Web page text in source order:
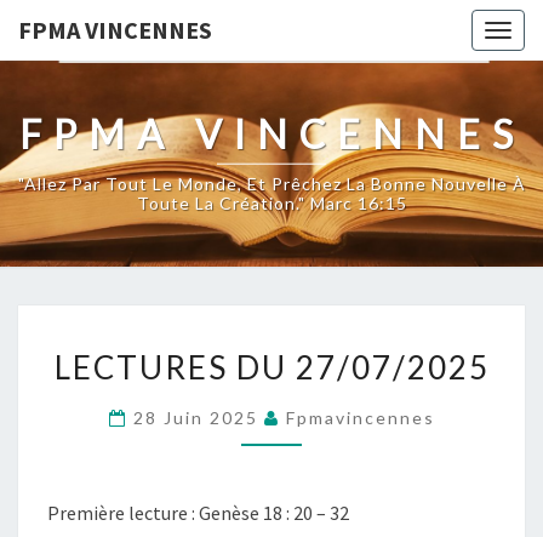
FPMA VINCENNES
FPMA VINCENNES
"Allez Par Tout Le Monde, Et Prêchez La Bonne Nouvelle À
Toute La Création." Marc 16:15
DU
27/07/2025
LECTURES DU 27/07/2025
28 Juin 2025 Fpmavincennes
Première lecture : Genèse 18 : 20 – 32